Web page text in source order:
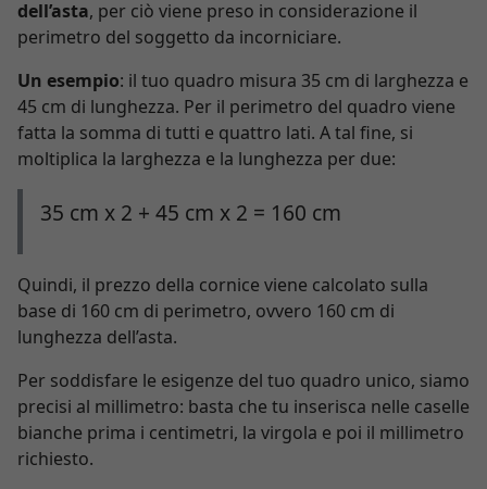
dell’asta, per ciò viene preso in considerazione il
perimetro del soggetto da incorniciare.
Un esempio: il tuo quadro misura 35 cm di larghezza e
45 cm di lunghezza. Per il perimetro del quadro viene
fatta la somma di tutti e quattro lati. A tal fine, si
moltiplica la larghezza e la lunghezza per due:
35 cm x 2 + 45 cm x 2 = 160 cm
Quindi, il prezzo della cornice viene calcolato sulla
base di 160 cm di perimetro, ovvero 160 cm di
lunghezza dell’asta.
Per soddisfare le esigenze del tuo quadro unico, siamo
precisi al millimetro: basta che tu inserisca nelle caselle
bianche prima i centimetri, la virgola e poi il millimetro
richiesto.